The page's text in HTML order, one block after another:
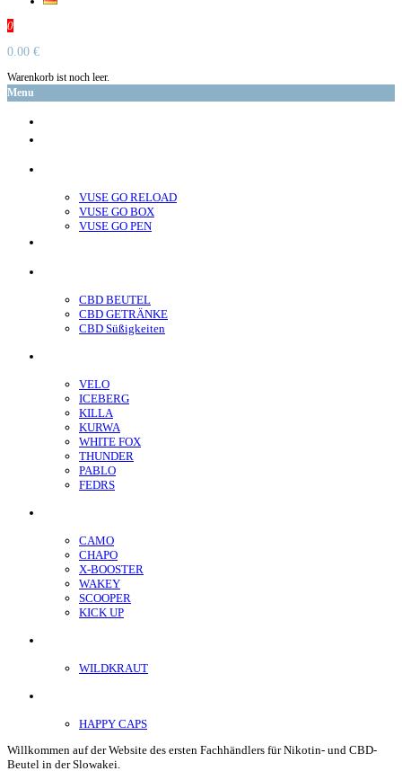
0
0.00 €
Warenkorb ist noch leer.
Menu
VUSE GO RELOAD
VUSE GO BOX
VUSE GO PEN
CBD BEUTEL
CBD GETRÄNKE
CBD Süßigkeiten
VELO
ICEBERG
KILLA
KURWA
WHITE FOX
THUNDER
PABLO
FEDRS
CAMO
CHAPO
X-BOOSTER
WAKEY
SCOOPER
KICK UP
WILDKRAUT
HAPPY CAPS
Willkommen auf der Website des ersten Fachhändlers für Nikotin- und CBD-
Beutel in der Slowakei.